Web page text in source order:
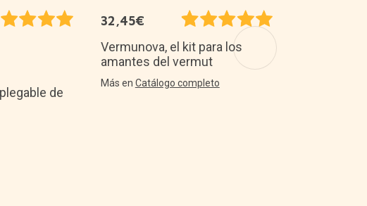
de
32,45€
Vermunova, el kit para los
amantes del vermut
Más en Catálogo completo